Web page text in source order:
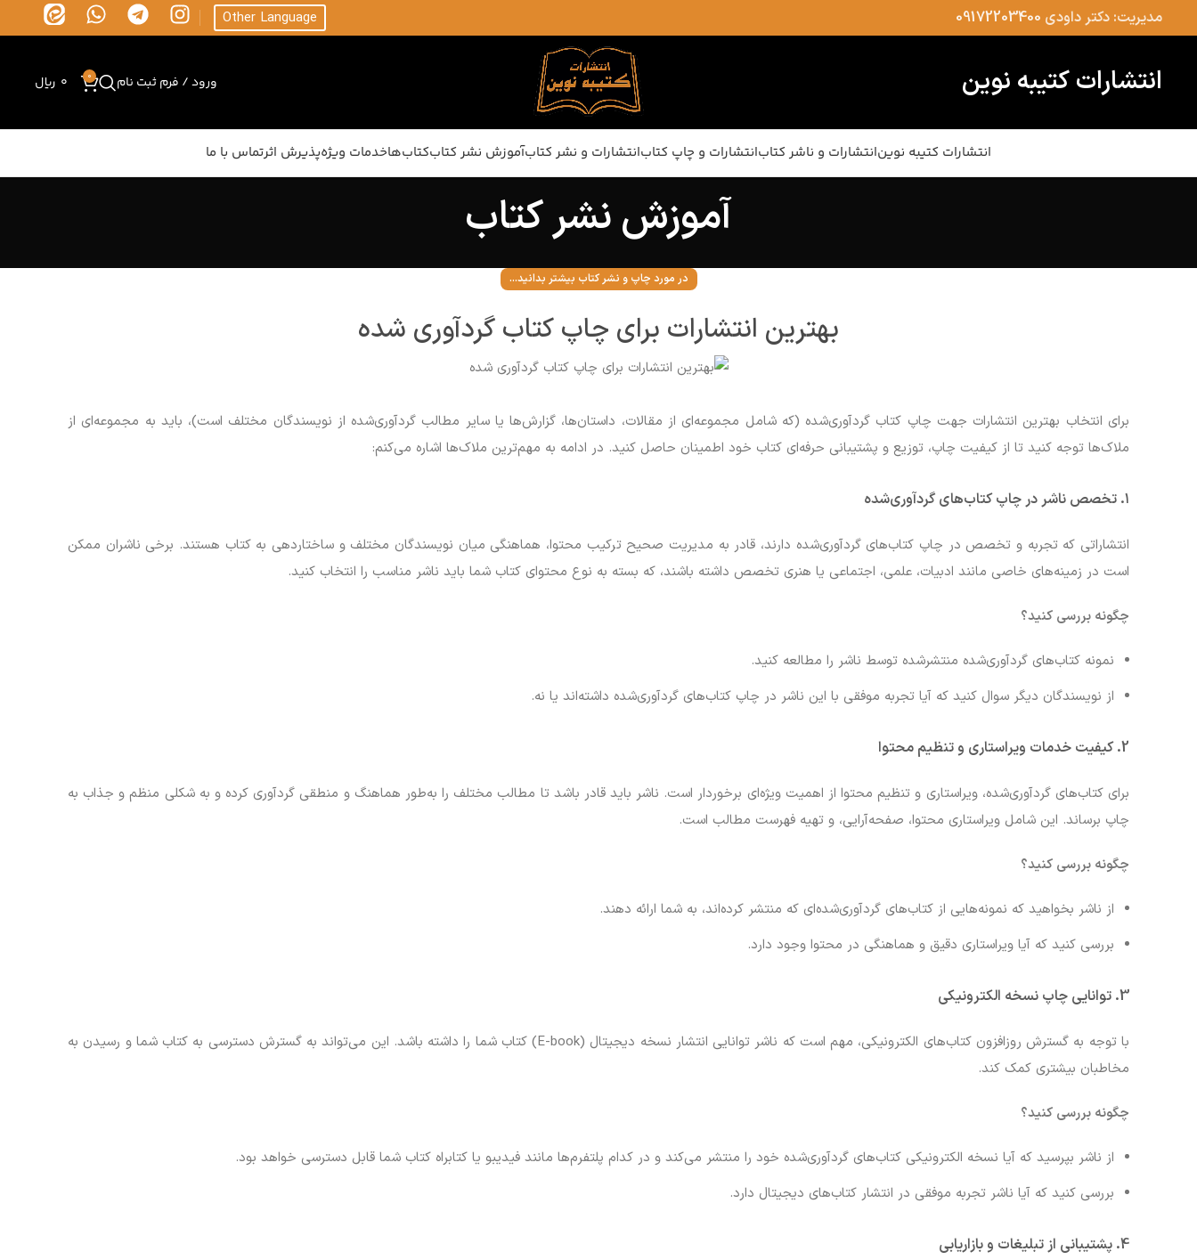
مدیریت: دکتر داودی 09172203400
Other Language
انتشارات کتیبه نوین ورود / فرم ثبت نام 0 ریال 0
انتشارات کتیبه نوینانتشارات و ناشر کتابانتشارات و چاپ کتابانتشارات و نشر کتابآموزش نشر کتابکتاب‌هاخدمات ویژهپذیرش اثرتماس با ما
آموزش نشر کتاب
در مورد چاپ و نشر کتاب بیشتر بدانید...
بهترین انتشارات برای چاپ کتاب گردآوری شده
برای انتخاب بهترین انتشارات جهت چاپ کتاب گردآوری‌شده (که شامل مجموعه‌ای از مقالات، داستان‌ها، گزارش‌ها یا سایر مطالب گردآوری‌شده از نویسندگان مختلف است)، باید به مجموعه‌ای از
ملاک‌ها توجه کنید تا از کیفیت چاپ، توزیع و پشتیبانی حرفه‌ای کتاب خود اطمینان حاصل کنید. در ادامه به مهم‌ترین ملاک‌ها اشاره می‌کنم:
۱. تخصص ناشر در چاپ کتاب‌های گردآوری‌شده
انتشاراتی که تجربه و تخصص در چاپ کتاب‌های گردآوری‌شده دارند، قادر به مدیریت صحیح ترکیب محتوا، هماهنگی میان نویسندگان مختلف و ساختاردهی به کتاب هستند. برخی ناشران ممکن
است در زمینه‌های خاصی مانند ادبیات، علمی، اجتماعی یا هنری تخصص داشته باشند، که بسته به نوع محتوای کتاب شما باید ناشر مناسب را انتخاب کنید.
چگونه بررسی کنید؟
نمونه کتاب‌های گردآوری‌شده منتشرشده توسط ناشر را مطالعه کنید.
از نویسندگان دیگر سوال کنید که آیا تجربه موفقی با این ناشر در چاپ کتاب‌های گردآوری‌شده داشته‌اند یا نه.
2. کیفیت خدمات ویراستاری و تنظیم محتوا
برای کتاب‌های گردآوری‌شده، ویراستاری و تنظیم محتوا از اهمیت ویژه‌ای برخوردار است. ناشر باید قادر باشد تا مطالب مختلف را به‌طور هماهنگ و منطقی گردآوری کرده و به شکلی منظم و جذاب به
چاپ برساند. این شامل ویراستاری محتوا، صفحه‌آرایی، و تهیه فهرست مطالب است.
چگونه بررسی کنید؟
از ناشر بخواهید که نمونه‌هایی از کتاب‌های گردآوری‌شده‌ای که منتشر کرده‌اند، به شما ارائه دهند.
بررسی کنید که آیا ویراستاری دقیق و هماهنگی در محتوا وجود دارد.
3. توانایی چاپ نسخه الکترونیکی
با توجه به گسترش روزافزون کتاب‌های الکترونیکی، مهم است که ناشر توانایی انتشار نسخه دیجیتال (E-book) کتاب شما را داشته باشد. این می‌تواند به گسترش دسترسی به کتاب شما و رسیدن به
مخاطبان بیشتری کمک کند.
چگونه بررسی کنید؟
از ناشر بپرسید که آیا نسخه الکترونیکی کتاب‌های گردآوری‌شده خود را منتشر می‌کند و در کدام پلتفرم‌ها مانند فیدیبو یا کتابراه کتاب شما قابل دسترسی خواهد بود.
بررسی کنید که آیا ناشر تجربه موفقی در انتشار کتاب‌های دیجیتال دارد.
4. پشتیبانی از تبلیغات و بازاریابی